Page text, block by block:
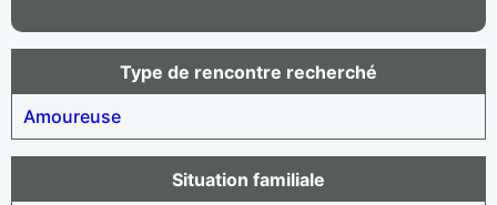
Type de rencontre recherché
Amoureuse
Situation familiale